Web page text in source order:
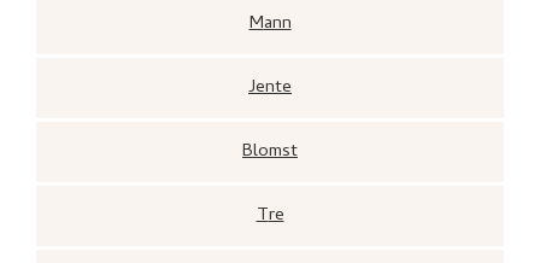
Mann
Jente
Blomst
Tre